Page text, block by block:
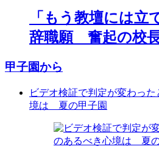
「もう教壇には
辞職願 奮起の校長
甲子園から
ビデオ検証で判定が変わっ
境は 夏の甲子園